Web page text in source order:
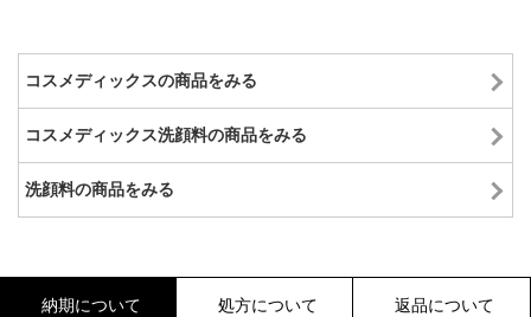
コスメディックスの商品をみる
コスメディックス洗顔料の商品をみる
洗顔料の商品をみる
納期について 処方について 返品について